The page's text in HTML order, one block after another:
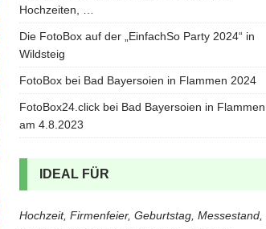
Hochzeiten, …
Die FotoBox auf der „EinfachSo Party 2024“ in
Wildsteig
FotoBox bei Bad Bayersoien in Flammen 2024
FotoBox24.click bei Bad Bayersoien in Flammen
am 4.8.2023
IDEAL FÜR
Hochzeit, Firmenfeier, Geburtstag, Messestand,